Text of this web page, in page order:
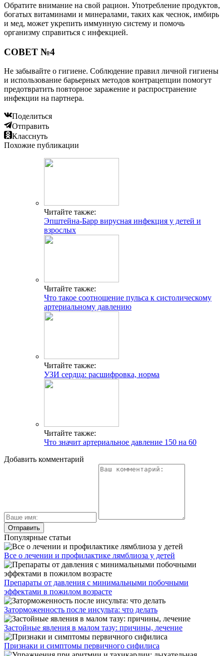
Обратите внимание на свой рацион. Употребление продуктов,
богатых витаминами и минералами, таких как чеснок, имбирь
и мед, может укрепить иммунную систему и помочь
организму справиться с инфекцией.
СОВЕТ №4
Не забывайте о гигиене. Соблюдение правил личной гигиены
и использование барьерных методов контрацепции помогут
предотвратить повторное заражение и распространение
инфекции на партнера.
Поделиться
Отправить
Класснуть
Похожие публикации
Читайте также:
Эпштейна-Барр вирусная инфекция у детей и
взрослых
Читайте также:
Что такое соотношение пульса к систолическому
артериальному давлению
Читайте также:
УЗИ сердца: расшифровка, норма
Читайте также:
Что значит артериальное давление 150 на 60
Добавить комментарий
Популярные статьи
Все о лечении и профилактике лямблиоза у детей
Препараты от давления с минимальными побочными
эффектами в пожилом возрасте
Заторможенность после инсульта: что делать
Застойные явления в малом тазу: причины, лечение
Признаки и симптомы первичного сифилиса